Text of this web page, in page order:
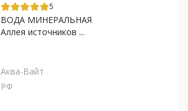
5
ВОДА МИНЕРАЛЬНАЯ
Аллея источников ...
Аква-Вайт
РФ